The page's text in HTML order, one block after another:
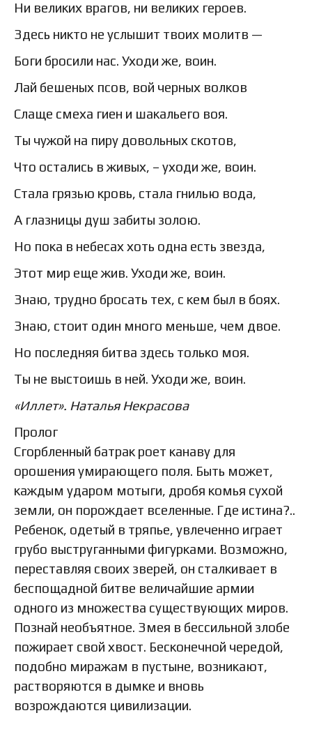
Ни великих врагов, ни великих героев.
Здесь никто не услышит твоих молитв —
Боги бросили нас. Уходи же, воин.
Лай бешеных псов, вой черных волков
Слаще смеха гиен и шакальего воя.
Ты чужой на пиру довольных скотов,
Что остались в живых, – уходи же, воин.
Стала грязью кровь, стала гнилью вода,
А глазницы душ забиты золою.
Но пока в небесах хоть одна есть звезда,
Этот мир еще жив. Уходи же, воин.
Знаю, трудно бросать тех, с кем был в боях.
Знаю, стоит один много меньше, чем двое.
Но последняя битва здесь только моя.
Ты не выстоишь в ней. Уходи же, воин.
«Иллет». Наталья Некрасова
Пролог
Сгорбленный батрак роет канаву для
орошения умирающего поля. Быть может,
каждым ударом мотыги, дробя комья сухой
земли, он порождает вселенные. Где истина?..
Ребенок, одетый в тряпье, увлеченно играет
грубо выструганными фигурками. Возможно,
переставляя своих зверей, он сталкивает в
беспощадной битве величайшие армии
одного из множества существующих миров.
Познай необъятное. Змея в бессильной злобе
пожирает свой хвост. Бесконечной чередой,
подобно миражам в пустыне, возникают,
растворяются в дымке и вновь
возрождаются цивилизации.